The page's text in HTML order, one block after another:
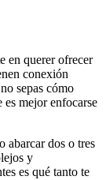
en querer ofrecer
conexión
sepas cómo
mejor enfocarse
abarcar dos o tres
y
es qué tanto te